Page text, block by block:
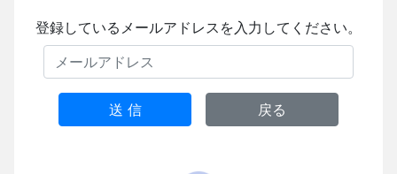
登録しているメールアドレスを入力してください。
送 信 戻る